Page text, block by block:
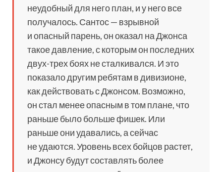
неудобный для него план, и у него все
получалось. Сантос — взрывной
и опасный парень, он оказал на Джонса
такое давление, с которым он последних
двух-трех боях не сталкивался. И это
показало другим ребятам в дивизионе,
как действовать с Джонсом. Возможно,
он стал менее опасным в том плане, что
раньше было больше фишек. Или
раньше они удавались, а сейчас
не удаются. Уровень всех бойцов растет,
и Джонсу будут составлять более